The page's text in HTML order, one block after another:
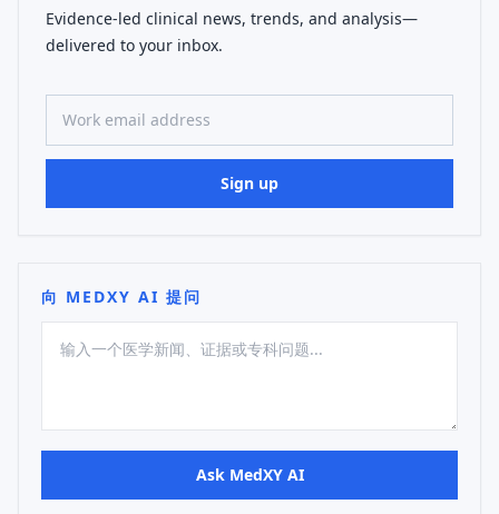
Evidence-led clinical news, trends, and analysis—
delivered to your inbox.
Work email address
Sign up
向 MEDXY AI 提问
Ask MedXY AI